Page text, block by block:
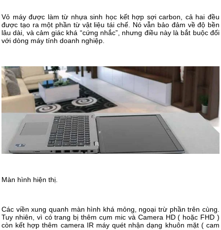
Vỏ máy được làm từ nhựa sinh học kết hợp sợi carbon, cả hai đều
được tạo ra một phần từ vật liệu tái chế. Nó vẫn bảo đảm về độ bền
lâu dài, và cảm giác khá “cứng nhắc”, nhưng điều này là bắt buộc đối
với dòng máy tính doanh nghiệp.
Màn hình hiện thị.
Các viền xung quanh màn hình khá mỏng, ngoại trừ phần trên cùng.
Tuy nhiên, vì có trang bị thêm cụm mic và Camera HD ( hoặc FHD )
còn kết hợp thêm camera IR máy quét nhận dạng khuôn mặt ( cam